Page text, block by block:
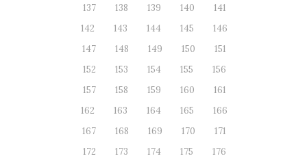
137
138 139 140
141
142
143 144 145
146
147
148 149 150
151
152
153 154 155
156
157
158 159 160
161
162
163 164 165
166
167
168 169 170
171
172
173 174 175
176